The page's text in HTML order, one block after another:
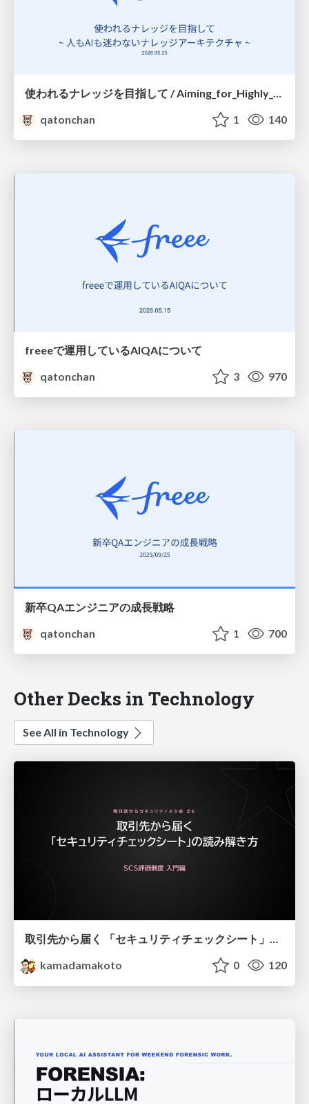
qatonchan
1 140
freeeで運用しているAIQAについて
qatonchan
3 970
新卒QAエンジニアの成長戦略
qatonchan
1 700
Other Decks in Technology
See All in Technology
取引先から届く 「セキュリティチェックシート」の読み解き方
kamadamakoto
0 120